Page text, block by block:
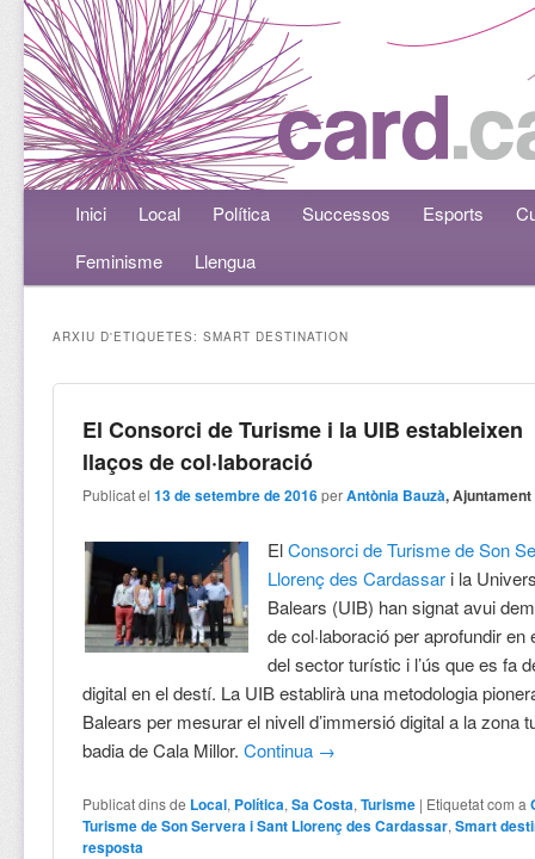
Menú principalAneu al contingut principal
Aneu al contingut secundari
Inici Local Política Successos Esports
Feminisme
Llengua
ARXIU D'ETIQUETES:SMART DESTINATION
El Consorci de Turisme i la UIB estableixen
llaços de col·laboració
Publicat el13 de setembre de 2016 perAntònia Bauzà, Ajuntament
ElConsorci de Turisme de Son
Llorenç des Cardassar i la
Balears (UIB) han signat avui
de col·laboració per aprofundir
del sector turístic i l’ús que es fa
digital en el destí. La UIB establirà una metodologia
Balears per mesurar el nivell d’immersió digital a la zona
badia de Cala Millor.Continua →
Publicat dins de Local, Política,Sa Costa,Turisme | Etiquetat com a
Turisme de Son Servera i Sant Llorenç des Cardassar,Smart
resposta